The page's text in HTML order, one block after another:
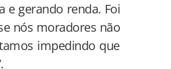
e gerando renda. Foi
nós moradores não
impedindo que